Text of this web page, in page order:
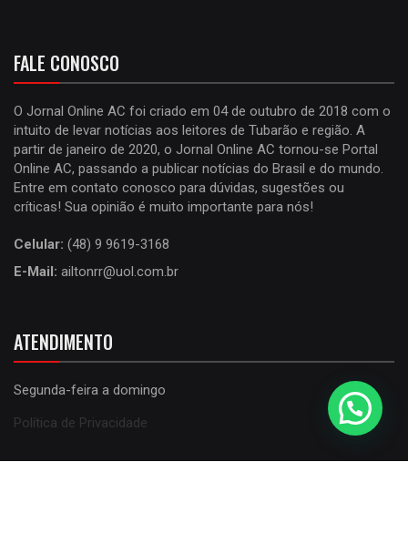
FALE CONOSCO
O Jornal Online AC foi criado em 04 de outubro de 2018 com o
intuito de levar notícias aos leitores de Tubarão e região. A
partir de janeiro de 2020, o Jornal Online AC tornou-se Portal
Online AC, passando a publicar notícias do Brasil e do mundo.
Entre em contato conosco para dúvidas, sugestões ou
críticas! Sua opinião é muito importante para nós!
Celular: (48) 9 9619-3168
E-Mail: ailtonrr@uol.com.br
ATENDIMENTO
Segunda-feira a domingo
Política de Privacidade